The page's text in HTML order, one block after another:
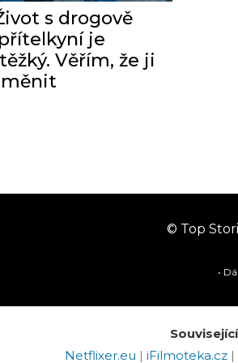
s drogově
je
Věřím, že ji
© Top
•
Netflixer.eu | iFilmoteka.cz |